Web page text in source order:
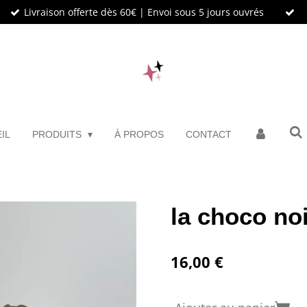
Livraison offerte dès 60€ | Envoi sous 5 jours ouvrés
PRODUITS À PROPOS CONTACT
la choco
16,00 €